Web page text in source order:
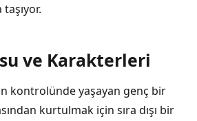
ve Karakterleri
kontrolünde yaşayan genç bir
kurtulmak için sıra dışı bir